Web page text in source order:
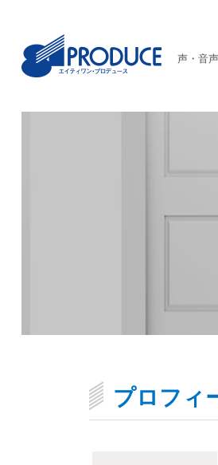
声・音
プロフィ